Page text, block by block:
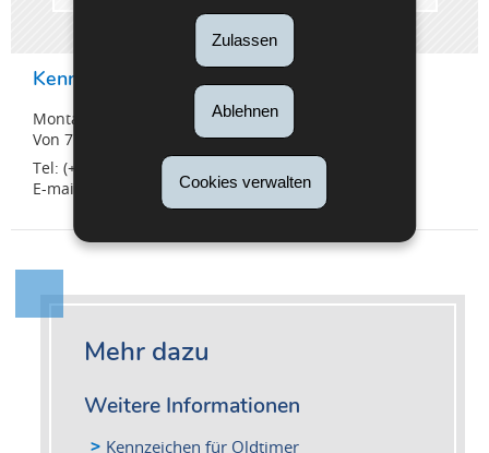
Zulassen
Ablehnen
Cookies verwalten
Kennzeichen-Abteilung
Montag bis Freitag
Von 7:30 Uhr bis 16:30 Uhr
Tel: (+352) 26 626 - 400
E-mail:
nplaques@snca.lu
Mehr dazu
Weitere Informationen
Kennzeichen für Oldtimer